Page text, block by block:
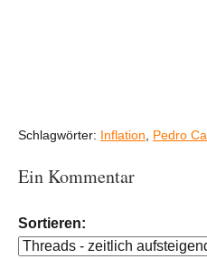
Schlagwörter: Inflation Pedro
Ein Kommentar
Sortieren: